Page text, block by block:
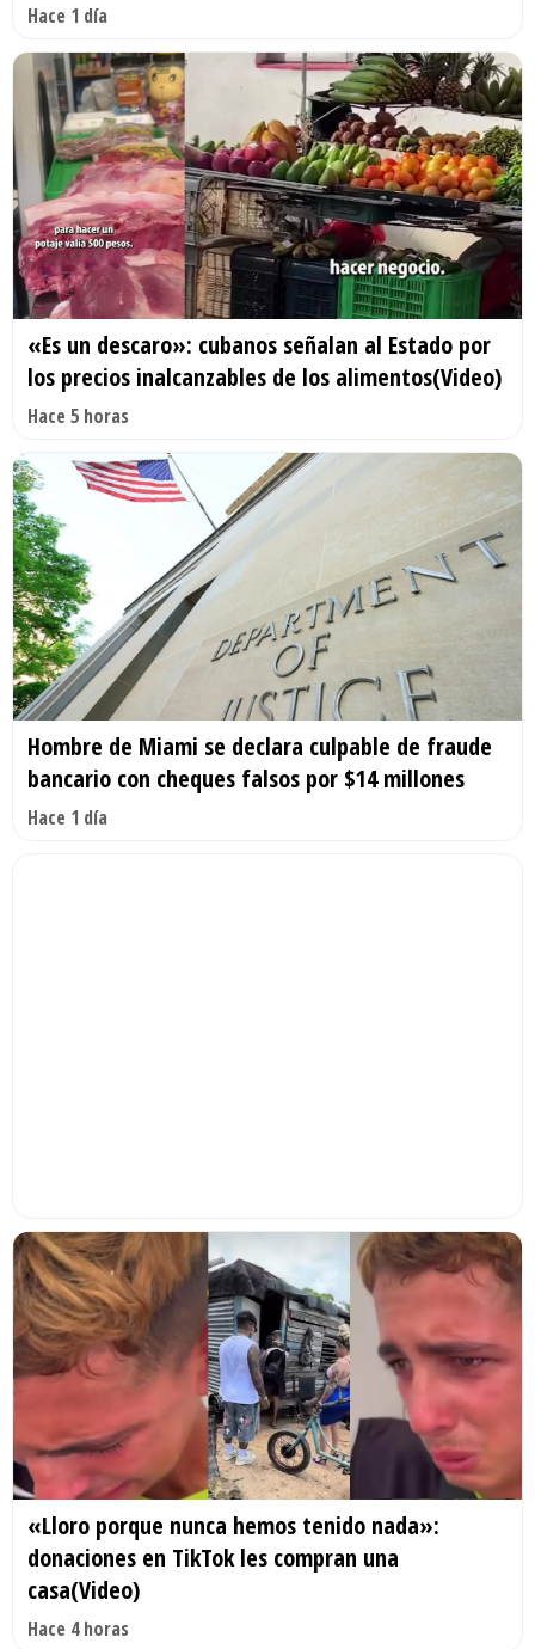
Hace 1 día
«Es un descaro»: cubanos señalan al Estado por
los precios inalcanzables de los alimentos(Video)
Hace 5 horas
Hombre de Miami se declara culpable de fraude
bancario con cheques falsos por $14 millones
Hace 1 día
«Lloro porque nunca hemos tenido nada»:
donaciones en TikTok les compran una
casa(Video)
Hace 4 horas